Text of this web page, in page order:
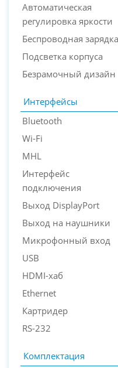
Автоматическая
регулировка яркости
Беспроводная зарядка
Подсветка корпуса
Безрамочный дизайн
Интерфейсы
Bluetooth
Wi-Fi
MHL
Интерфейс
подключения
Выход DisplayPort
Выход на наушники
Микрофонный вход
USB
HDMI-хаб
Ethernet
Картридер
RS-232
Комплектация